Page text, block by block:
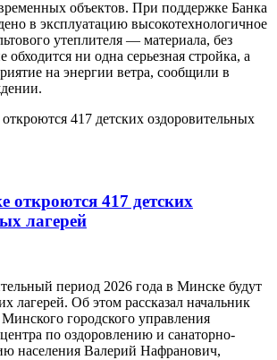
объектов. При поддержке Банка
в эксплуатацию высокотехнологичное
утеплителя — материала, без
обходится ни одна серьезная стройка, а
на энергии ветра, сообщили в
откроются 417 детских
лагерей
период 2026 года в Минске будут
лагерей. Об этом рассказал начальник
Минского городского управления
по оздоровлению и санаторно-
населения Валерий Нафранович,